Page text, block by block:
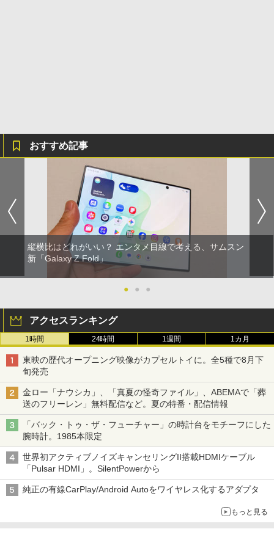
おすすめ記事
縦横比はどれがいい？ エンタメ目線で考える、サムスン
新「Galaxy Z Fold」
● ● ●
アクセスランキング
1時間 24時間 1週間 1カ月
東映の歴代オープニング映像がカプセルトイに。全5種で8月下
旬発売
金ロー「ナウシカ」、「真夏の怪奇ファイル」、ABEMAで「葬
送のフリーレン」無料配信など。夏の特番・配信情報
「バック・トゥ・ザ・フューチャー」の時計台をモチーフにした
腕時計。1985本限定
世界初アクティブノイズキャンセリングII搭載HDMIケーブル
「Pulsar HDMI」。SilentPowerから
純正の有線CarPlay/Android Autoをワイヤレス化するアダプタ
もっと見る